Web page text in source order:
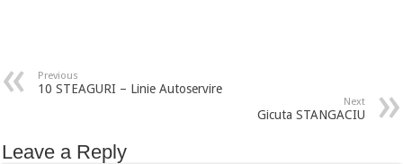
Previous
10 STEAGURI – Linie Autoservire
Next
Gicuta STANGACIU
Leave a Reply